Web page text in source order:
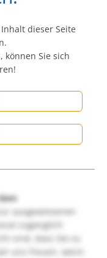
dieser Seite
können Sie sich
ausgewiesenen
zugänglich
sind, dass Sie zu
uns freuen, wenn